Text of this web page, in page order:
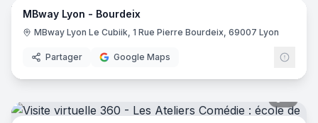
MBway Lyon - Bourdeix
MBway Lyon Le Cubiik, 1 Rue Pierre Bourdeix, 69007 Lyon
Partager Google Maps